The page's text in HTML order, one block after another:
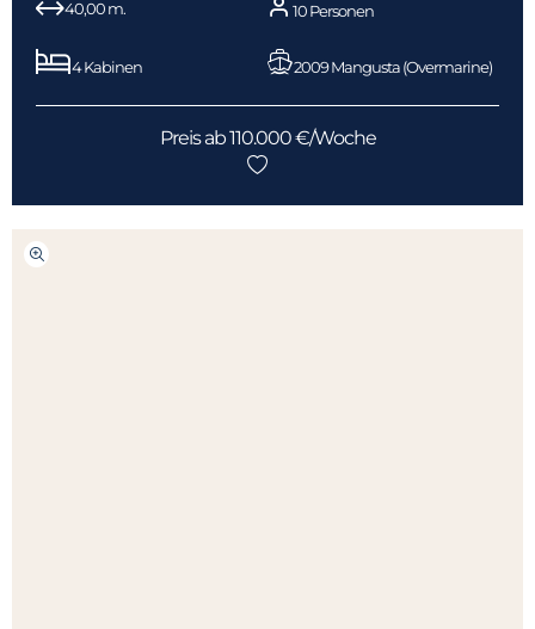
40,00 m. 10 Personen
4 Kabinen 2009 Mangusta (Overmarine)
Preis ab 110.000 €/Woche